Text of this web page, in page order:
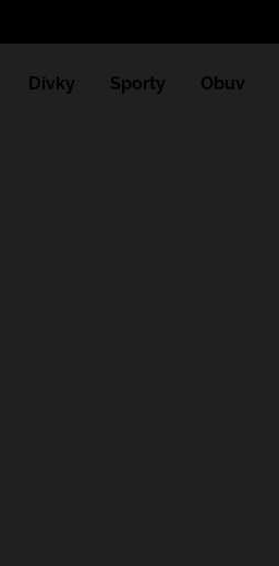
Dívky Sporty Obuv